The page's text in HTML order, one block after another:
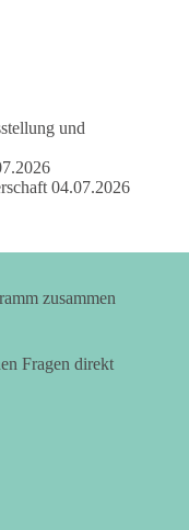
und
04.07.2026
zusammen
Fragen direkt